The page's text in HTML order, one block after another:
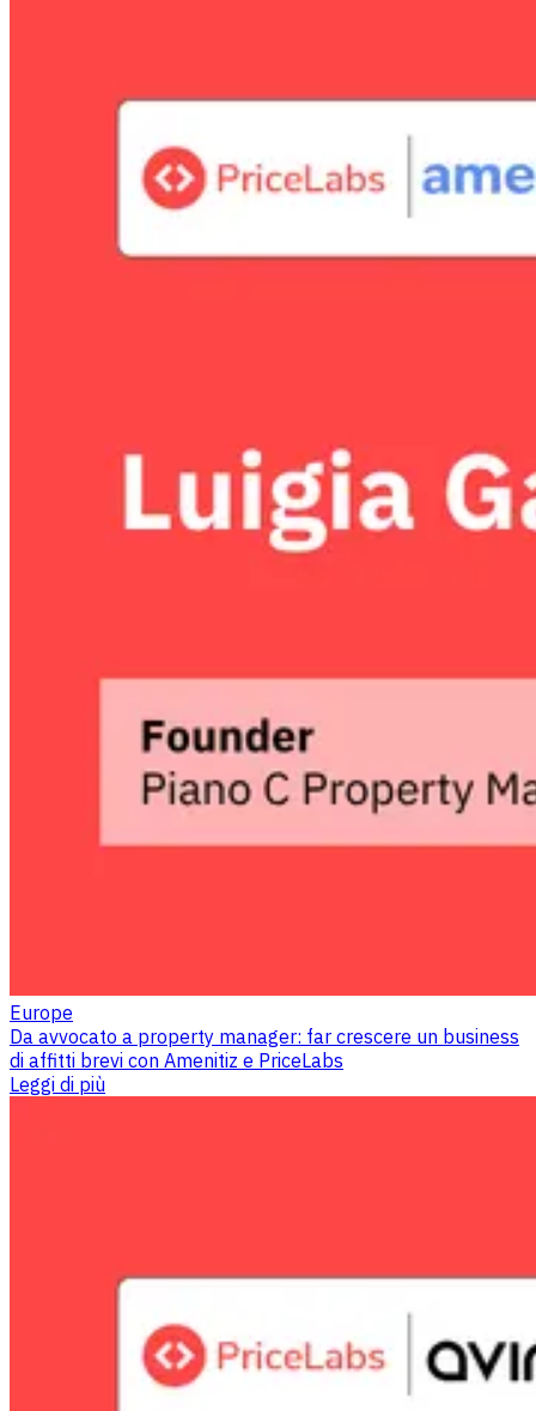
Europe
Da avvocato a property manager: far crescere un business
di affitti brevi con Amenitiz e PriceLabs
Leggi di più